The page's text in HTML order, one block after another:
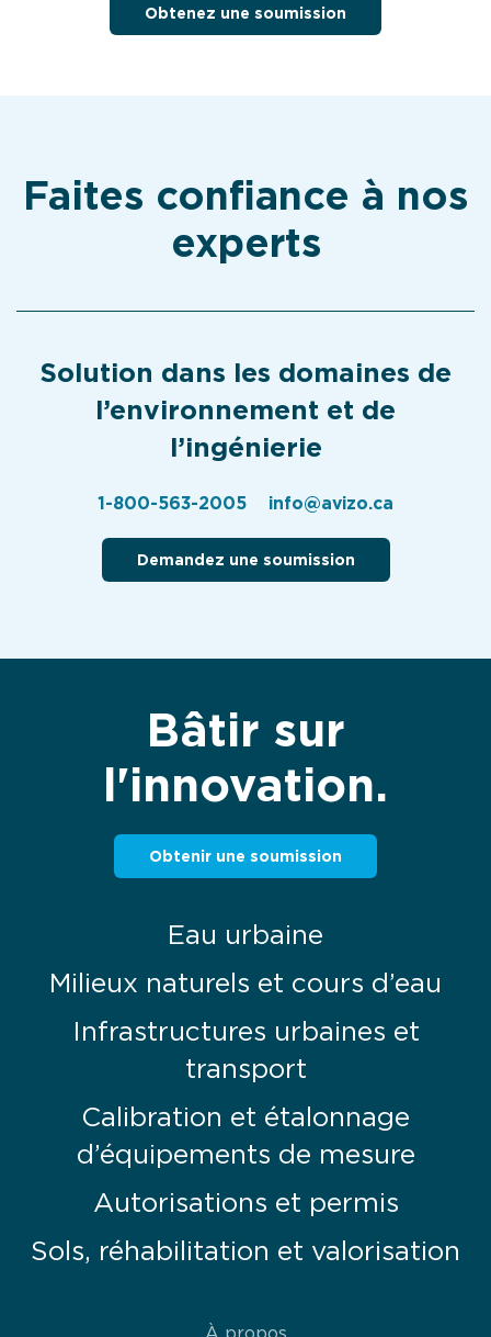
Obtenez une soumission
Faites confiance à nos
experts
Solution dans les domaines de
l’environnement et de
l’ingénierie
1-800-563-2005 info@avizo.ca
Demandez une soumission
Bâtir sur
l'innovation.
Obtenir une soumission
Eau urbaine
Milieux naturels et cours d’eau
Infrastructures urbaines et
transport
Calibration et étalonnage
d’équipements de mesure
Autorisations et permis
Sols, réhabilitation et valorisation
À propos